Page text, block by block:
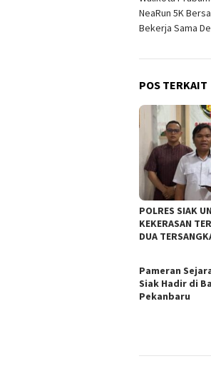
pos
NeaRun 5K
Bekerja Sama
POS TERKAIT
POLRES SIAK
KEKERASAN
DUA
Pameran
Siak Hadir di
Pekanbaru